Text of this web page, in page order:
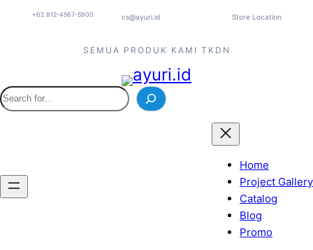
+62 812-4567-5900 cs@ayuri.id Store Location
SEMUA PRODUK KAMI TKDN
S
e
h
Home
Project Gallery
Catalog
Blog
Promo